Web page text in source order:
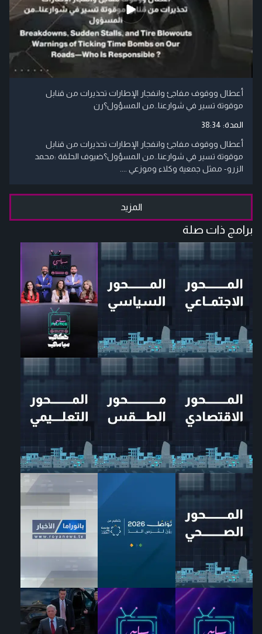
أعطال ووقوف مفاجئ وانفجار الإطارات تحذيرات من قنابل
موقوتة تسير في شوارعنا..من المسؤول؟رن
المدة: 38:34
أعطال ووقوف مفاجئ وانفجار الإطارات تحذيرات من قنابل
موقوتة تسير في شوارعنا..من المسؤول؟ضيوف الحلقة :محمد
الزرو- ممثل جمعية وكلاء وموزعي ....
المزيد
برامج ذات صلة